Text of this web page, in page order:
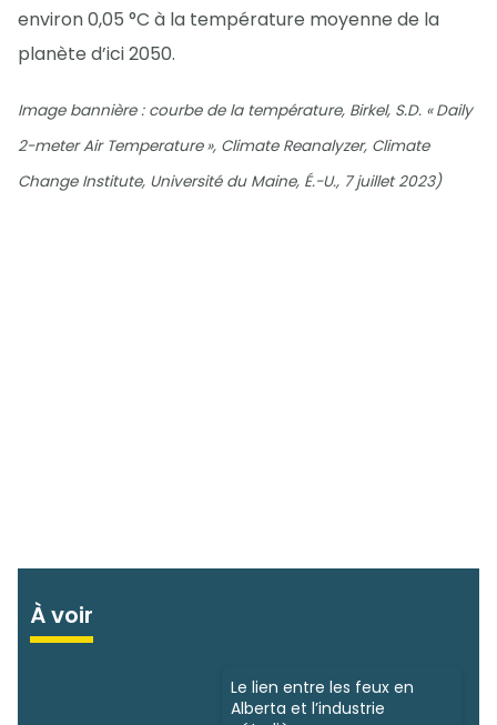
environ 0,05 °C à la température moyenne de la
planète d’ici 2050.
Image bannière : courbe de la température, Birkel, S.D. « Daily
2-meter Air Temperature », Climate Reanalyzer, Climate
Change Institute, Université du Maine, É.-U., 7 juillet 2023)
À voir
Le lien entre les feux en
Alberta et l’industrie